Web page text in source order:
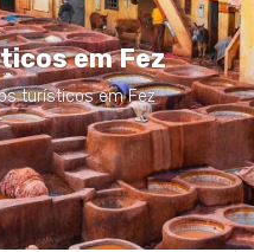
em Fez
turísticos em Fez